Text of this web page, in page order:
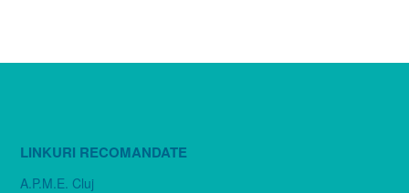
LINKURI RECOMANDATE
A.P.M.E. Cluj